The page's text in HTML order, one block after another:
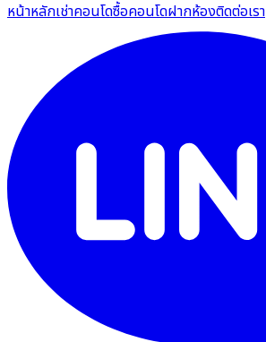
หน้าหลักเช่าคอนโดซื้อคอนโดฝากห้องติดต่อเรา